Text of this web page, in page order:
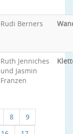
Rudi Berners
Ruth Jenniches
und Jasmin
Franzen
8
9